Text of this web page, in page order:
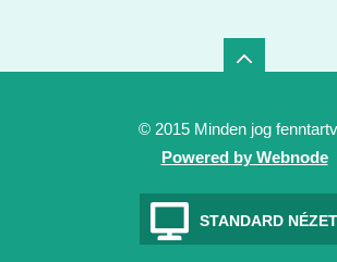
© 2015 Minden jog
Powered by Webnode
STANDARD NÉZET